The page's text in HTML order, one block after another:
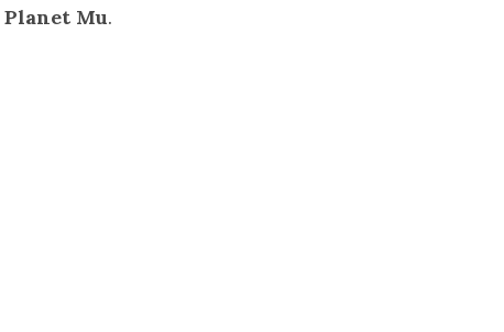
Planet Mu.